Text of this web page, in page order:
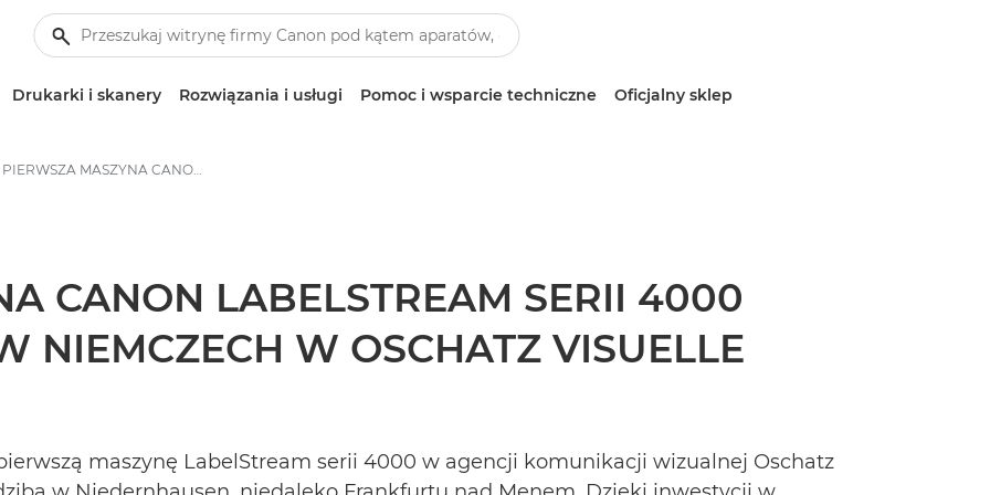
Drukarki i skanery Rozwiązania i usługi Pomoc i wsparcie techniczne Oficjalny sklep
PIERWSZA MASZYNA CANON LABELSTREAM SERII 4000 ZAINSTALOWANA W NIEMCZECH W OSCHATZ VISUELLE MEDIEN - Centrum prasowe firmy Canon
CANON LABELSTREAM SERII 4000
NIEMCZECH W OSCHATZ VISUELLE
maszynę LabelStream serii 4000 w agencji komunikacji wizualnej Oschatz